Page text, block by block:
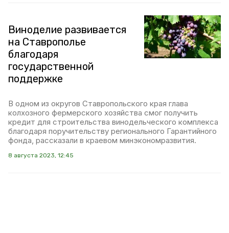
Виноделие развивается
на Ставрополье
благодаря
государственной
поддержке
В одном из округов Ставропольского края глава
колхозного фермерского хозяйства смог получить
кредит для строительства винодельческого комплекса
благодаря поручительству регионального Гарантийного
фонда, рассказали в краевом минэкономразвития.
8 августа 2023, 12:45